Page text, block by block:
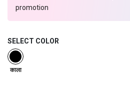
promotion
SELECT COLOR
selected
काला